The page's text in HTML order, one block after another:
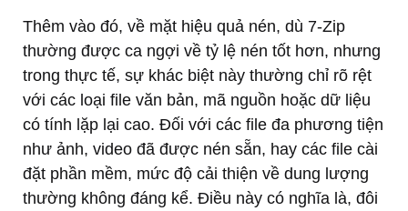
Thêm vào đó, về mặt hiệu quả nén, dù 7-Zip
thường được ca ngợi về tỷ lệ nén tốt hơn, nhưng
trong thực tế, sự khác biệt này thường chỉ rõ rệt
với các loại file văn bản, mã nguồn hoặc dữ liệu
có tính lặp lại cao. Đối với các file đa phương tiện
như ảnh, video đã được nén sẵn, hay các file cài
đặt phần mềm, mức độ cải thiện về dung lượng
thường không đáng kể. Điều này có nghĩa là, đôi